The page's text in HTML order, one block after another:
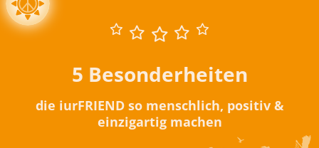
5 Besonderheiten
die iurFRIEND so menschlich, positiv &
einzigartig machen